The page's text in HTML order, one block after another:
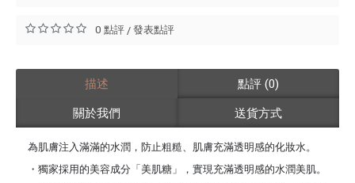
0 點評/發表點評
描述
點評 (0)
關於我們
送貨方式
為肌膚注入滿滿的水潤，防止粗糙、肌膚充滿透明感的化妝水。
・獨家採用的美容成分「美肌糖」，實現充滿透明感的水潤美肌。